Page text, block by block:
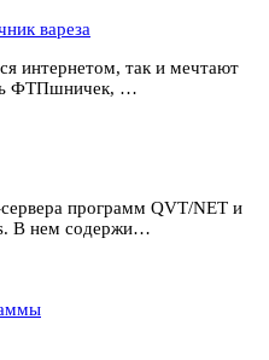
вареза
интернетом, так и мечтают
ФТПшничек, …
программ QVT/NET и
В нем содержи…